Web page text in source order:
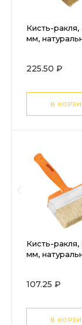
Кисть-ракля,
мм,
корпус,
225.50 ₽
В
Кисть-ракля,
мм,
корпус,
Sparta
107.25 ₽
В